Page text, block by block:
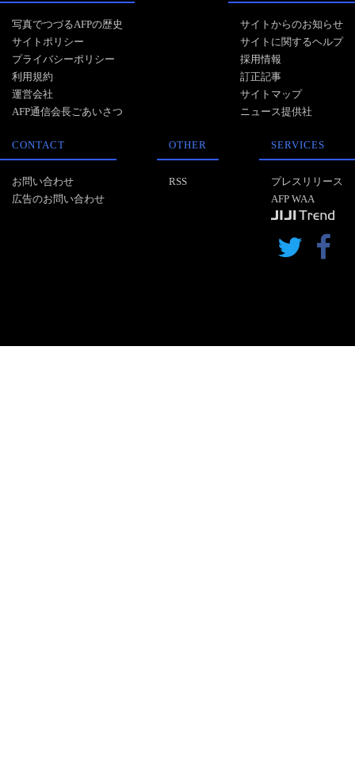
写真でつづるAFPの歴史
サイトポリシー
プライバシーポリシー
利用規約
運営会社
AFP通信会長ごあいさつ
サイトからのお知らせ
サイトに関するヘルプ
採用情報
訂正記事
サイトマップ
ニュース提供社
CONTACT
お問い合わせ
広告のお問い合わせ
OTHER
RSS
SERVICES
プレスリリース
AFP WAA